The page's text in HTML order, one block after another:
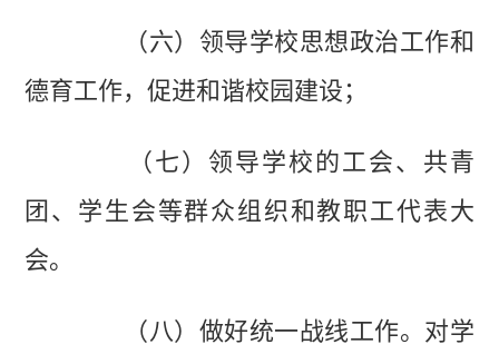
（六）领导学校思想政治工作和
德育工作，促进和谐校园建设；
（七）领导学校的工会、共青
团、学生会等群众组织和教职工代表大
会。
（八）做好统一战线工作。对学